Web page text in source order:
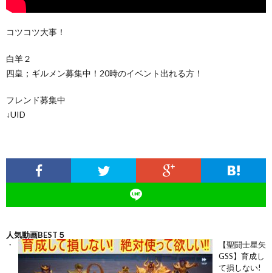
コツコツ大事！
白羊２
四皇；ギルメン募集中！20時のイベント出れる方！
フレンド募集中
↓UID
人気動画BEST５
【聖闘士星矢
GSS】育成し
て損しない!